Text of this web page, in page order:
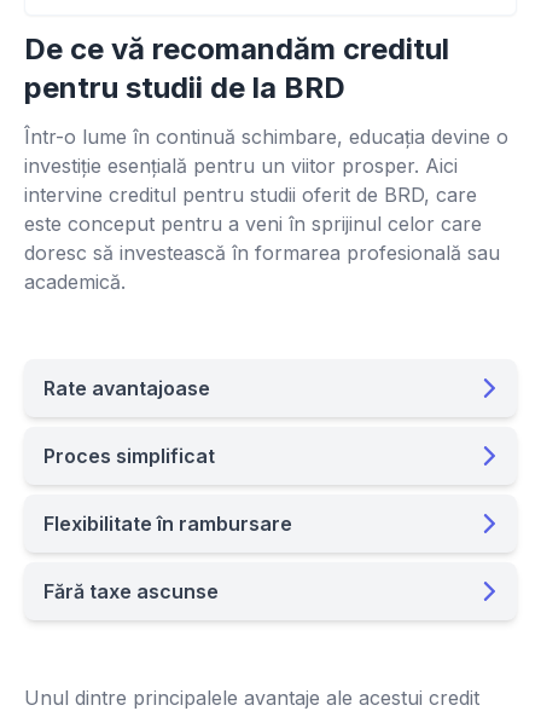
De ce vă recomandăm creditul
pentru studii de la BRD
Într-o lume în continuă schimbare, educația devine o
investiție esențială pentru un viitor prosper. Aici
intervine creditul pentru studii oferit de BRD, care
este conceput pentru a veni în sprijinul celor care
doresc să investească în formarea profesională sau
academică.
Rate avantajoase
Proces simplificat
Flexibilitate în rambursare
Fără taxe ascunse
Unul dintre principalele avantaje ale acestui credit